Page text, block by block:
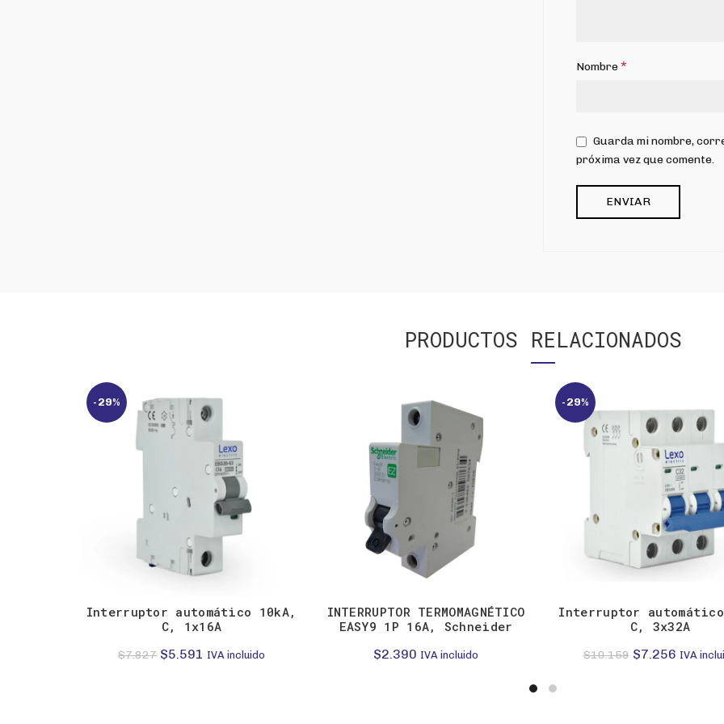
Nombre*
Guarda mi nombre,
próxima vez que comente.
PRODUCTOS RELACIONADOS
-29%
Interruptor automático 10kA,
C, 1x16A
$7.827 El
$5.591 El
IVA incluido
INTERRUPTOR TERMOMAGNÉTICO
EASY9 1P 16A, Schneider
$2.390 IVA incluido
-29%
Interruptor
C, 3x32A
$10.159 El
$7.256ElIVA